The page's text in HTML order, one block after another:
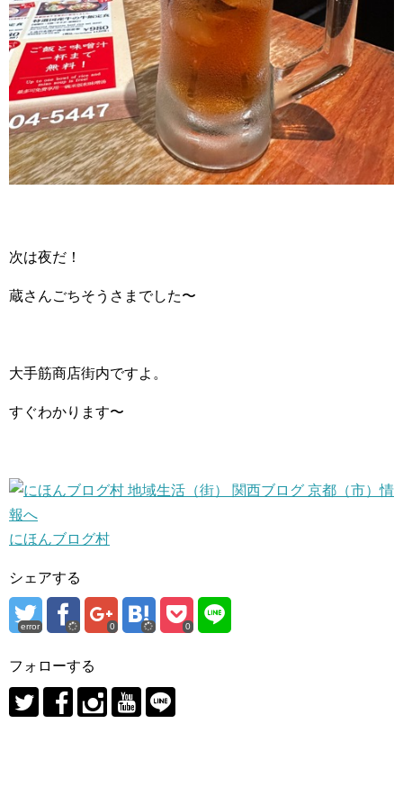
次は夜だ！
蔵さんごちそうさまでした〜
大手筋商店街内ですよ。
すぐわかります〜
にほんブログ村
シェアする
error 0 0
フォローする